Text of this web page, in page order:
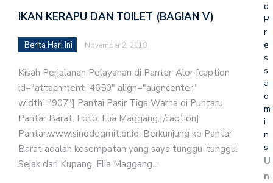
IKAN KERAPU DAN TOILET (BAGIAN V)
Berita Hari Ini November 2, 2018
Kisah Perjalanan Pelayanan di Pantar-Alor [caption
id="attachment_4650" align="aligncenter"
width="907"] Pantai Pasir Tiga Warna di Puntaru,
Pantar Barat. Foto: Elia Maggang.[/caption]
Pantar.www.sinodegmit.or.id, Berkunjung ke Pantar
Barat adalah kesempatan yang saya tunggu-tunggu.
Sejak dari Kupang, Elia Maggang…
d
P
r
e
s
s
a
d
m
i
n
s
U
n